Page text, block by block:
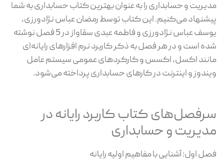
مدیریت و حسابداری را به عنوان بهترین کتاب حسابداری به شما
پیشنهاد می‌کنیم. این کتاب توسط رمضان عباس نژادورزی،
یوسف عباس نژادورزی و فاطمه عبدی سقاواز در 5 فصل نوشته
شده است و در هر فصل به ذکر کاربرد نرم افزارهای رایانه‌ای
مانند اکسل، اکسس و کارکردهای عمومی سیستم عامل
ویندوز و اینترنت در کارهای حسابداری پرداخته می‌شود.
سرفصل‌های کتاب کاربرد رایانه در
مدیریت و حسابداری
فصل اول: آشنایی با مفاهیم اولیه رایانه